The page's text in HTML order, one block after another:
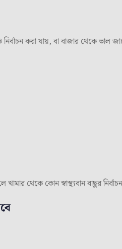
করা যায়, বা বাজার থেকে
থেকে কোন স্বাস্থ্যবান বাছুর